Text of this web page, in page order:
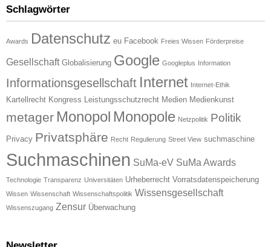
Schlagwörter
Awards Datenschutz eu Facebook Freies Wissen Förderpreise
Gesellschaft Globalisierung Google Googleplus Information
Informationsgesellschaft Internet Internet-Ethik
Kartellrecht Kongress Leistungsschutzrecht Medien Medienkunst
metager Monopol Monopole Netzpolitik Politik
Privacy Privatsphäre Recht Regulierung Street View suchmaschine
Suchmaschinen SuMa-eV SuMa Awards
Technologie Transparenz Universitäten Urheberrecht Vorratsdatenspeicherung
Wissen Wissenschaft Wissenschaftspolitik Wissensgesellschaft
Wissenszugang Zensur Überwachung